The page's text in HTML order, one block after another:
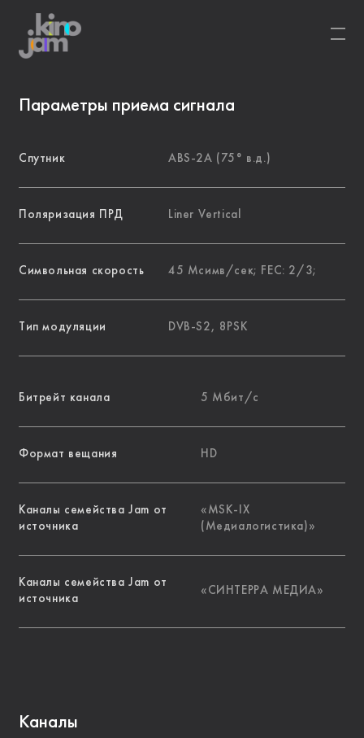
Параметры приема сигнала
Спутник ABS-2А (75° в.д.)
Поляризация ПРД Liner Vertical
Символьная скорость 45 Мсимв/сек; FEC: 2/3;
Тип модуляции DVB-S2, 8PSK
Битрейт канала 5 Мбит/с
Формат вещания HD
Каналы семейства Jam от
источника
«MSK-IX
(Медиалогистика)»
Каналы семейства Jam от
источника
«СИНТЕРРА МЕДИА»
Каналы